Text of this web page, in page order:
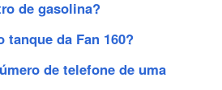
de gasolina?
da Fan 160?
de telefone de uma